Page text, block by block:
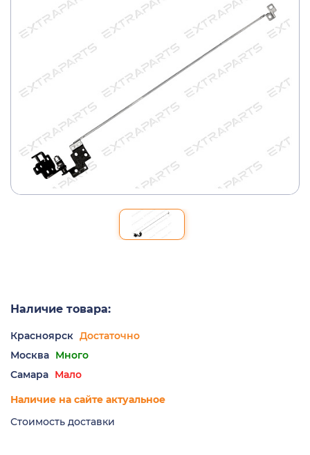
Наличие товара:
Красноярск Достаточно
Москва Много
Самара Мало
Наличие на сайте актуальное
Стоимость доставки